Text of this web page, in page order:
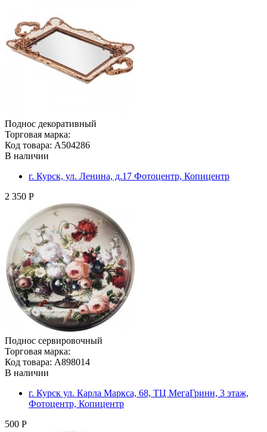
Поднос декоративный
Торговая марка:
Код товара: A504286
В наличии
г. Курск, ул. Ленина, д.17 Фотоцентр, Копицентр
2 350 Р
Поднос сервировочный
Торговая марка:
Код товара: A898014
В наличии
г. Курск ул. Карла Маркса, 68, ТЦ МегаГринн, 3 этаж,
Фотоцентр, Копицентр
500 Р